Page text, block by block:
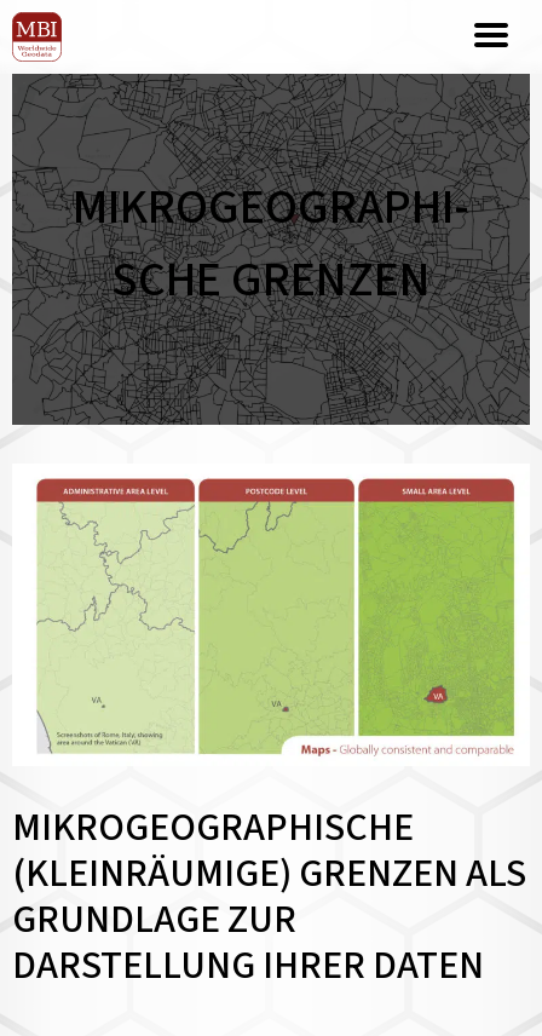
MIKROGEOGRA­PHI­
SCHE GRENZEN
MIKROGEOGRAPHISCHE
(KLEINRÄUMIGE) GRENZEN ALS
GRUNDLAGE ZUR
DARSTELLUNG IHRER DATEN